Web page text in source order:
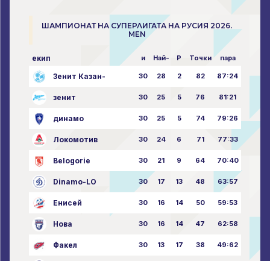
ШАМПИОНАТ НА СУПЕРЛИГАТА НА РУСИЯ 2026.
MEN
екип и Най- P Точки пара
Зенит Казан- 30 28 2 82 87:24
зенит 30 25 5 76 81:21
динамо 30 25 5 74 79:26
Локомотив 30 24 6 71 77:33
Belogorie 30 21 9 64 70:40
Dinamo-LO 30 17 13 48 63:57
Енисей 30 16 14 50 59:53
Нова 30 16 14 47 62:58
Факел 30 13 17 38 49:62